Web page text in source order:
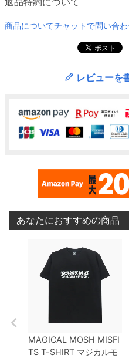
商品についてチャットで問い合わ
レビューを
あなたにおすすめの商品
MAGICAL MOSH MISFI
TS T-SHIRT マジカルモ